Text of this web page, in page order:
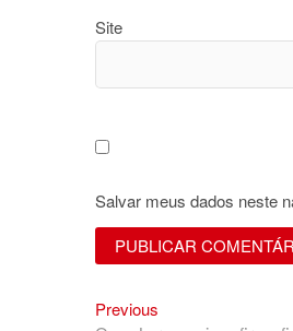
Site
Salvar meus dados neste
Navegação
Previous